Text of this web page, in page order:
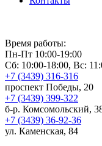
Время работы:
Пн-Пт 10:00-19:00
Сб: 10:00-18:00, Вс:
+7 (3439) 316-316
проспект Победы, 20
+7 (3439) 399-322
б-р. Комсомольский,
+7 (3439) 36-92-36
ул. Каменская, 84